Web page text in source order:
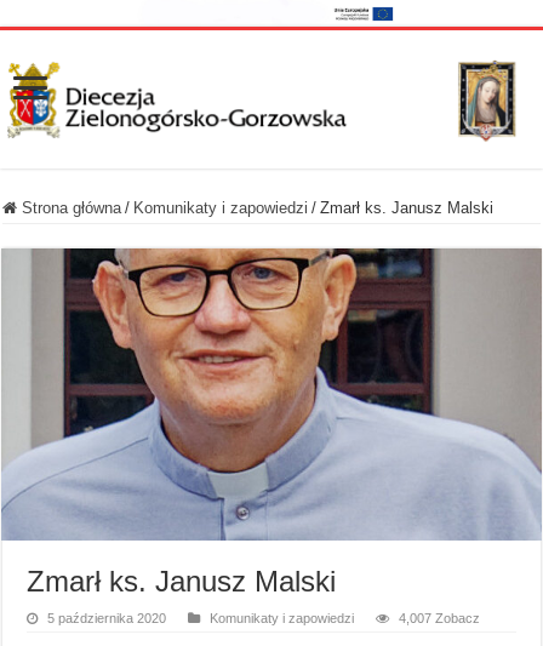
Strona główna / Komunikaty i zapowiedzi / Zmarł ks. Janusz Malski
Zmarł ks. Janusz Malski
5 października 2020 Komunikaty i zapowiedzi 4,007 Zobacz